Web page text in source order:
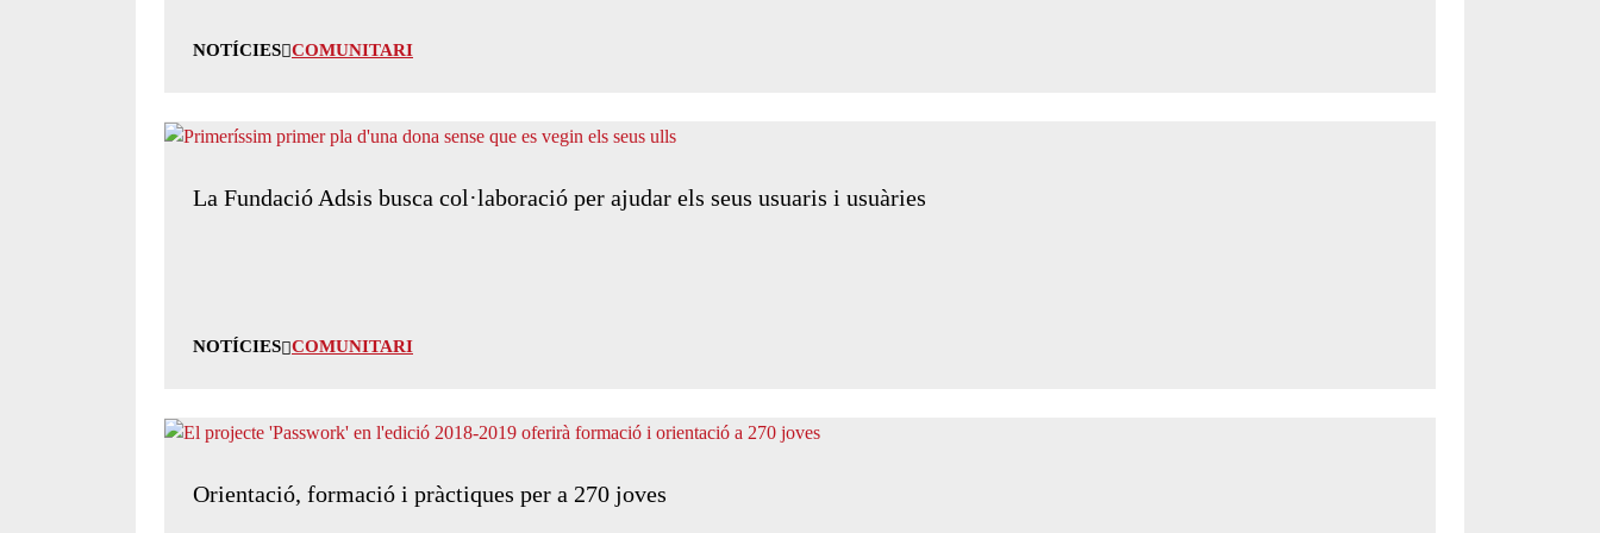
NOTÍCIES COMUNITARI
La Fundació Adsis busca col·laboració per ajudar els seus usuaris i usuàries
NOTÍCIES COMUNITARI
Orientació, formació i pràctiques per a 270 joves